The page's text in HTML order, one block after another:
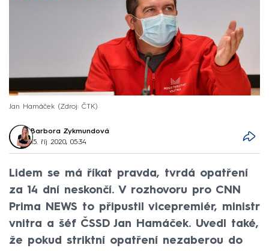
Jan Hamáček Zdroj: ČTK
Barbora Zykmundová
15. říj 2020, 05:34
Lidem se má říkat pravda, tvrdá opatření
za 14 dní neskončí. V rozhovoru pro CNN
Prima NEWS to připustil vicepremiér, ministr
vnitra a šéf ČSSD Jan Hamáček. Uvedl také,
že pokud striktní opatření nezaberou do